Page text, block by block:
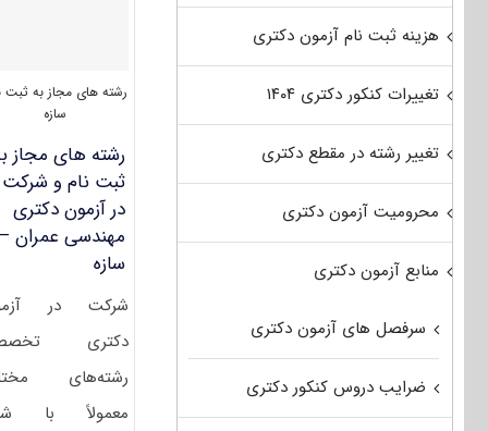
رشته های مجاز به ثبت
سازه
رشته های مجاز
ثبت نام و شرکت
در آزمون دکتری
مهندسی عمران –
سازه
شرکت در
دکتری
رشته‌های
معمولاً با
هزینه ثبت نام آزمون دکتری
تغییرات کنکور دکتری ۱۴۰۴
تغییر رشته در مقطع دکتری
محرومیت آزمون دکتری
منابع آزمون دکتری
سرفصل های آزمون دکتری
ضرایب دروس کنکور دکتری